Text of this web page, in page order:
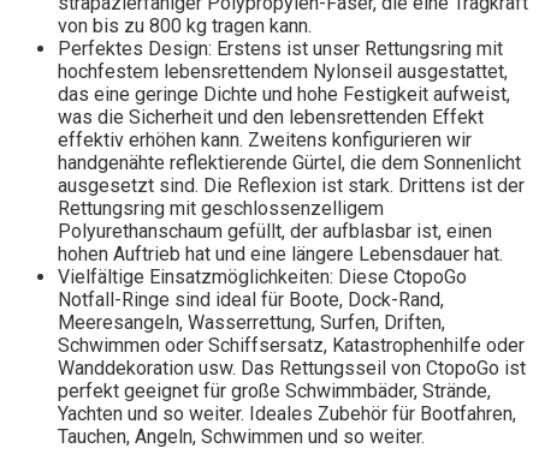
von bis zu 800 kg tragen kann.
Perfektes Design: Erstens ist unser Rettungsring mit
hochfestem lebensrettendem Nylonseil ausgestattet,
das eine geringe Dichte und hohe Festigkeit aufweist,
was die Sicherheit und den lebensrettenden Effekt
effektiv erhöhen kann. Zweitens konfigurieren wir
handgenähte reflektierende Gürtel, die dem Sonnenlicht
ausgesetzt sind. Die Reflexion ist stark. Drittens ist der
Rettungsring mit geschlossenzelligem
Polyurethanschaum gefüllt, der aufblasbar ist, einen
hohen Auftrieb hat und eine längere Lebensdauer hat.
Vielfältige Einsatzmöglichkeiten: Diese CtopoGo
Notfall-Ringe sind ideal für Boote, Dock-Rand,
Meeresangeln, Wasserrettung, Surfen, Driften,
Schwimmen oder Schiffsersatz, Katastrophenhilfe oder
Wanddekoration usw. Das Rettungsseil von CtopoGo ist
perfekt geeignet für große Schwimmbäder, Strände,
Yachten und so weiter. Ideales Zubehör für Bootfahren,
Tauchen, Angeln, Schwimmen und so weiter.